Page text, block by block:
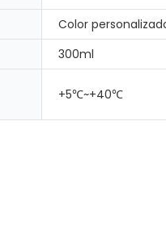
Color
300ml
+5℃~+40℃